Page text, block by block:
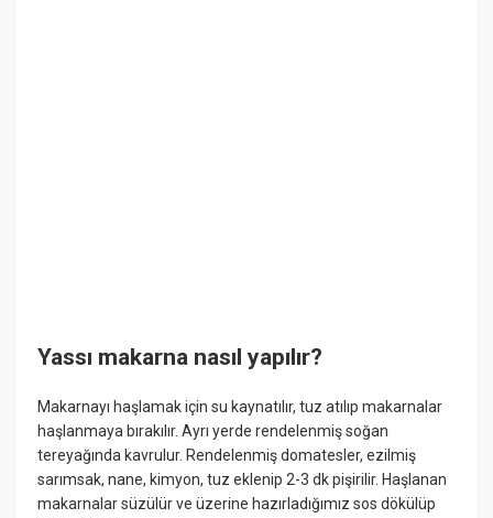
Yassı makarna nasıl yapılır?
Makarnayı haşlamak için su kaynatılır, tuz atılıp makarnalar
haşlanmaya bırakılır. Ayrı yerde rendelenmiş soğan
tereyağında kavrulur. Rendelenmiş domatesler, ezilmiş
sarımsak, nane, kimyon, tuz eklenip 2-3 dk pişirilir. Haşlanan
makarnalar süzülür ve üzerine hazırladığımız sos dökülüp